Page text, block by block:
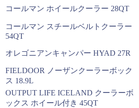
コールマン ホイールクーラー 28QT
コールマン スチールベルトクーラー
54QT
オレゴニアンキャンパー HYAD 27R
FIELDOOR ノーザンクーラーボック
ス 18.9L
OUTPUT LIFE ICELAND クーラーボ
ックス ホイール付き 45QT